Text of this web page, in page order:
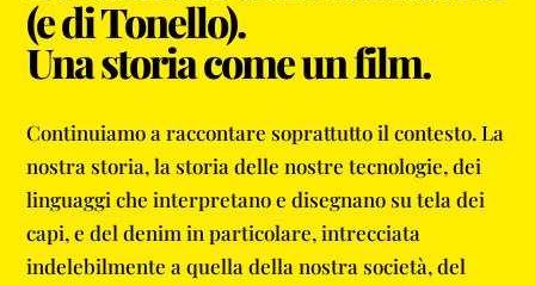
(e di Tonello).
Una storia come un film.
Continuiamo a raccontare soprattutto il contesto. La
nostra storia, la storia delle nostre tecnologie, dei
linguaggi che interpretano e disegnano su tela dei
capi, e del denim in particolare, intrecciata
indelebilmente a quella della nostra società, del